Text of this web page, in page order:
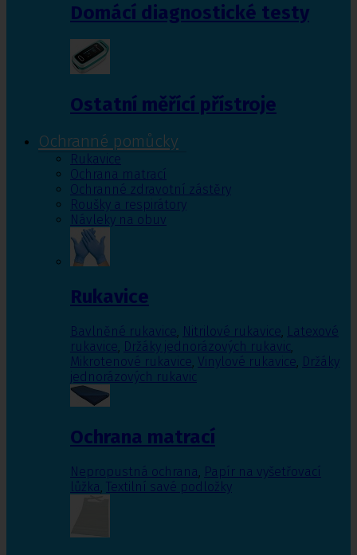
Domácí diagnostické testy
Ostatní měřící přístroje
Ochranné pomůcky
Rukavice
Ochrana matrací
Ochranné zdravotní zástěry
Roušky a respirátory
Návleky na obuv
Rukavice
Bavlněné rukavice, Nitrilové rukavice, Latexové
rukavice, Držáky jednorázových rukavic,
Mikrotenové rukavice, Vinylové rukavice, Držáky
jednorázových rukavic
Ochrana matrací
Nepropustná ochrana, Papír na vyšetřovací
lůžka, Textilní savé podložky